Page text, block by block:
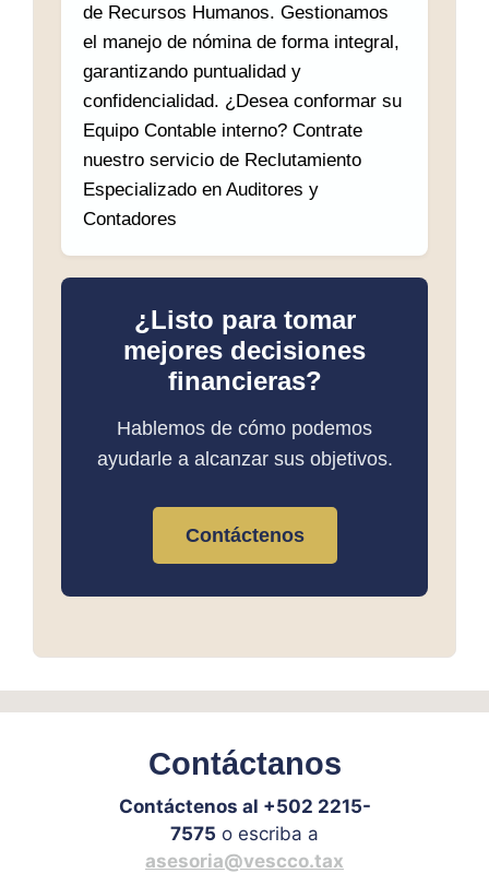
de Recursos Humanos. Gestionamos
el manejo de nómina de forma integral,
garantizando puntualidad y
confidencialidad. ¿Desea conformar su
Equipo Contable interno? Contrate
nuestro servicio de Reclutamiento
Especializado en Auditores y
Contadores
¿Listo para tomar
mejores decisiones
financieras?
Hablemos de cómo podemos
ayudarle a alcanzar sus objetivos.
Contáctenos
Contáctanos
Contáctenos al +502 2215-
7575 o escriba a
asesoria@vescco.tax